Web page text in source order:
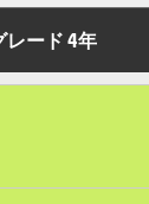
ード 4年